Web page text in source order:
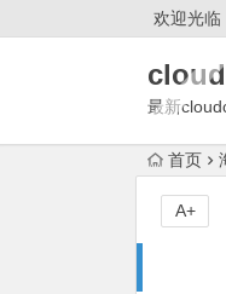
欢迎光临
最新
样?续费,
首页
A+